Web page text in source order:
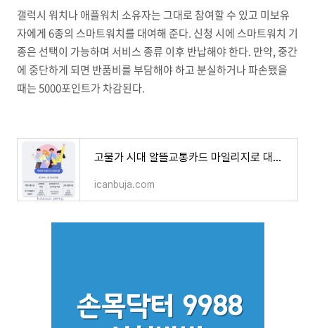
갤럭시 워치나 애플워치 소유자는 그대로 참여할 수 있고 미보유
자에게 6종의 스마트워치를 대여해 준다. 신청 시에 스마트워치 기
종은 선택이 가능하며 서비스 종류 이후 반납해야 한다. 만약, 중간
에 중단하게 되면 반품비를 부담해야 하고 분실하거나 파손됐을
때는 5000포인트가 차감된다.
고물가 시대 알뜰교통카드 마일리지로 대비하자
icanbuja.com